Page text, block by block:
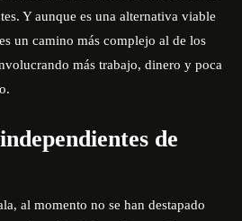
Y aunque es una alternativa viable
un camino más complejo al de los
más trabajo, dinero y poca
de
al momento no se han destapado